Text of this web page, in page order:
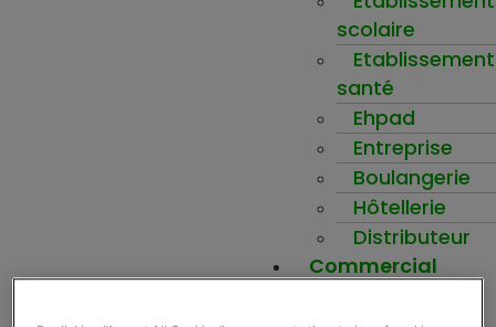
scolaire
santé
Ehpad
Entreprise
Boulangerie
Hôtellerie
Distributeur
Commercial